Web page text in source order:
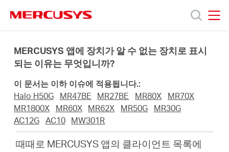
navigation
MERCUSYS 앱에 장치가 알 수 없는 장치로 표시
되는 이유는 무엇입니까?
이 문서는 이하 이슈에 적용됩니다.:
Halo H50G
MR47BE MR27BE MR80X
MR70X
MR1800X
MR60X MR62X MR50G
MR30G
AC12G
AC10 MW301R
때때로 MERCUSYS 앱의 클라이언트 목록에